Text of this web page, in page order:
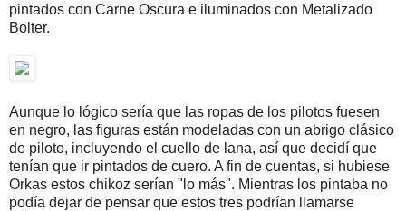
pintados con Carne Oscura e iluminados con Metalizado
Bolter.
Aunque lo lógico sería que las ropas de los pilotos fuesen
en negro, las figuras están modeladas con un abrigo clásico
de piloto, incluyendo el cuello de lana, así que decidí que
tenían que ir pintados de cuero. A fin de cuentas, si hubiese
Orkas estos chikoz serían "lo más". Mientras los pintaba no
podía dejar de pensar que estos tres podrían llamarse